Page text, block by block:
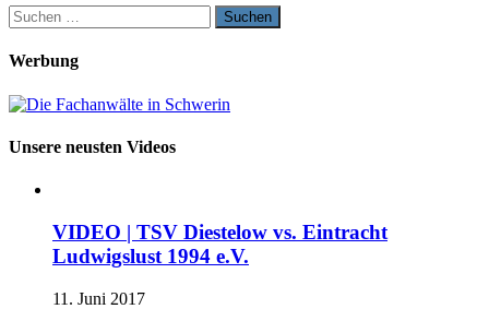
Suchen
nach:
Werbung
Unsere neusten Videos
VIDEO | TSV Diestelow vs. Eintracht
Ludwigslust 1994 e.V.
11. Juni 2017